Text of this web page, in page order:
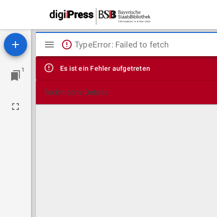
1
Mirador
Viewer
TypeError: Failed to fetch
Es ist ein Fehler aufgetreten
Technische Details